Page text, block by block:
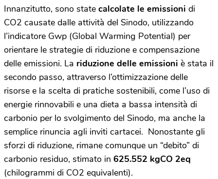
Innanzitutto, sono state calcolate le emissioni di
CO2 causate dalle attività del Sinodo, utilizzando
l’indicatore Gwp (Global Warming Potential) per
orientare le strategie di riduzione e compensazione
delle emissioni. La riduzione delle emissioni è stata il
secondo passo, attraverso l’ottimizzazione delle
risorse e la scelta di pratiche sostenibili, come l’uso di
energie rinnovabili e una dieta a bassa intensità di
carbonio per lo svolgimento del Sinodo, ma anche la
semplice rinuncia agli inviti cartacei. Nonostante gli
sforzi di riduzione, rimane comunque un “debito” di
carbonio residuo, stimato in 625.552 kgCO 2eq
(chilogrammi di CO2 equivalenti).